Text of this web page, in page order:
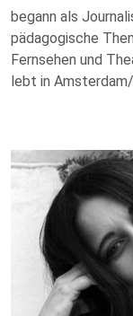
begann als
pädagogische
Fernsehen und
lebt in